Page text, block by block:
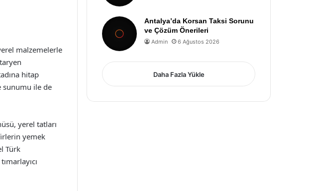
malzemelerle
hitap
sunumu ile de
yerel tatları
yemek
Türk
Antalya’da Korsan Taksi Sorunu
ve Çözüm Önerileri
Admin 6 Ağustos 2026
Daha Fazla Yükle